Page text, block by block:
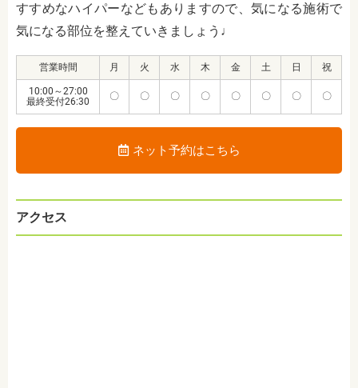
すすめなハイパーなどもありますので、気になる施術で
気になる部位を整えていきましょう♩
営業時間 月 火 水 木 金 土 日 祝
10:00～27:00
最終受付26:30
〇 〇 〇 〇 〇 〇 〇 〇
ネット予約はこちら
アクセス